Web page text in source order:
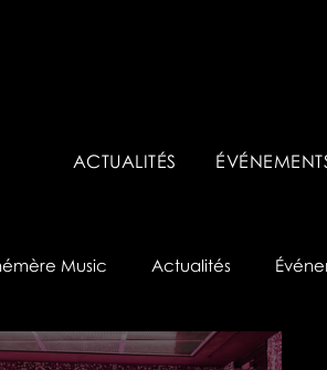
ACTUALITÉS
Music Actualités
Réseau Pro